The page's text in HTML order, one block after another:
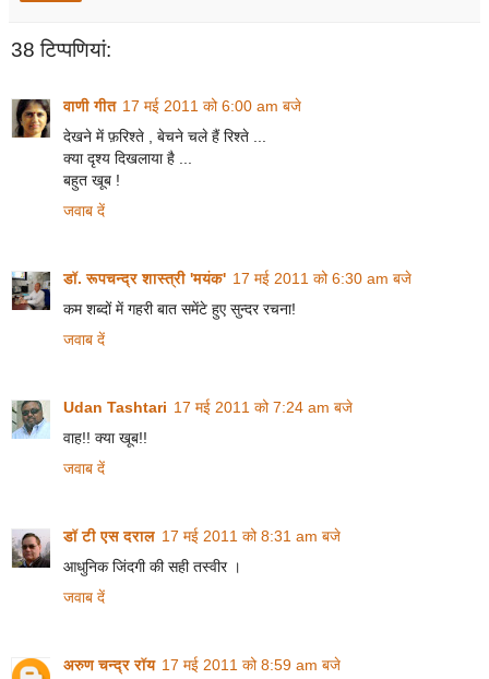
38 टिप्‍पणियां:
वाणी गीत 17 मई 2011 को 6:00 am बजे
देखने में फ़रिश्ते , बेचने चले हैं रिश्ते ...
क्या दृश्य दिखलाया है ...
बहुत खूब !
जवाब दें
डॉ. रूपचन्द्र शास्त्री 'मयंक' 17 मई 2011 को 6:30 am बजे
कम शब्दों में गहरी बात समेंटे हुए सुन्दर रचना!
जवाब दें
Udan Tashtari 17 मई 2011 को 7:24 am बजे
वाह!! क्या खूब!!
जवाब दें
डॉ टी एस दराल 17 मई 2011 को 8:31 am बजे
आधुनिक जिंदगी की सही तस्वीर ।
जवाब दें
अरुण चन्द्र रॉय 17 मई 2011 को 8:59 am बजे